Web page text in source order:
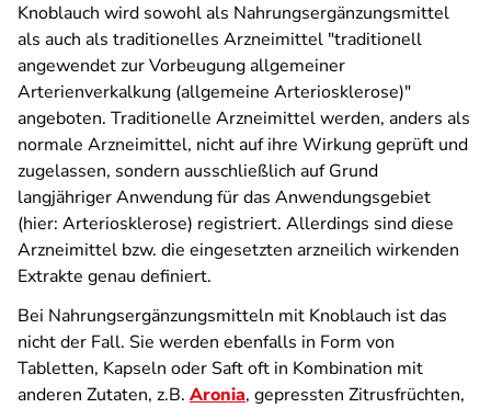
Knoblauch wird sowohl als Nahrungsergänzungsmittel
als auch als traditionelles Arzneimittel "traditionell
angewendet zur Vorbeugung allgemeiner
Arterienverkalkung (allgemeine Arteriosklerose)"
angeboten. Traditionelle Arzneimittel werden, anders als
normale Arzneimittel, nicht auf ihre Wirkung geprüft und
zugelassen, sondern ausschließlich auf Grund
langjähriger Anwendung für das Anwendungsgebiet
(hier: Arteriosklerose) registriert. Allerdings sind diese
Arzneimittel bzw. die eingesetzten arzneilich wirkenden
Extrakte genau definiert.
Bei Nahrungsergänzungsmitteln mit Knoblauch ist das
nicht der Fall. Sie werden ebenfalls in Form von
Tabletten, Kapseln oder Saft oft in Kombination mit
anderen Zutaten, z.B. Aronia, gepressten Zitrusfrüchten,